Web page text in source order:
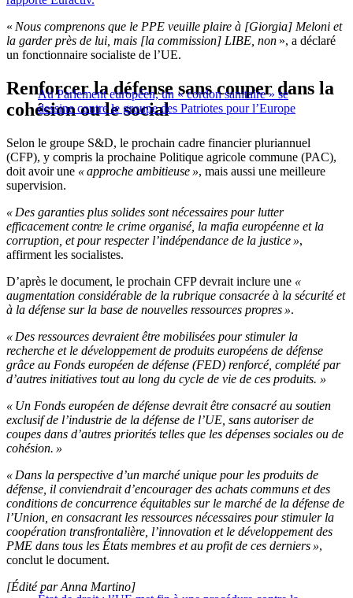
« Nous comprenons que le PPE veuille plaire à [Giorgia] Meloni et
la garder près de lui, mais [la commission] LIBE, non », a déclaré
un fonctionnaire socialiste de l’UE.
Au Parlement européen, un « cordon sanitaire » se
dessine contre le groupe des Patriotes pour l’Europe
Renforcer la défense sans couper dans la
cohésion ou le social
Selon le groupe S&D, le prochain cadre financier pluriannuel
(CFP), y compris la prochaine Politique agricole commune (PAC),
doit avoir une « approche ambitieuse », mais aussi une meilleure
supervision.
« Des garanties plus solides sont nécessaires pour lutter
efficacement contre le crime organisé, la mafia européenne et la
corruption, et pour respecter l’indépendance de la justice »,
affirment les socialistes.
D’après le document, le prochain CFP devrait inclure une «
augmentation considérable de la rubrique consacrée à la sécurité et
à la défense sur la base de nouvelles ressources propres ».
« Des ressources devraient être mobilisées pour stimuler la
recherche et le développement de produits européens de défense
grâce au Fonds européen de défense (FED) renforcé, complété par
d’autres initiatives tout au long du cycle de vie de ces produits. »
« Un Fonds européen de défense devrait être consacré au soutien
exclusif de l’industrie de la défense de l’UE, sans autoriser de
coupes dans d’autres priorités telles que les dépenses sociales ou de
cohésion. »
« Dans la perspective d’un marché unique pour les produits de
défense, il conviendrait d’encourager des achats communs et des
conditions de concurrence équitables sur le marché de la défense de
l’Union, en consacrant les ressources nécessaires pour stimuler la
coopération transfrontalière, l’innovation et le développement des
PME dans tous les États membres et au profit de ces derniers »,
conclut le document.
[Édité par Anna Martino]